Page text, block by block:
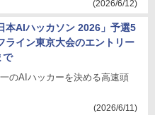
(2026/6/12)
本AIハッカソン 2026」予選5
ライン東京大会のエントリー
で
のAIハッカーを決める高速頭
(2026/6/11)